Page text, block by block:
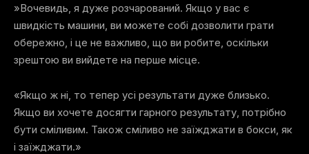
»Вочевидь, я дуже розчарований. Якщо у вас є
швидкість машини, ви можете собі дозволити грати
обережно, і це не важливо, що ви робите, оскільки
зрештою ви вийдете на перше місце.
«Якщо ж ні, то тепер усі результати дуже близько.
Якщо ви хочете досягти гарного результату, потрібно
бути сміливим. Також сміливо не заїжджати в бокси, як
і заїжджати.»